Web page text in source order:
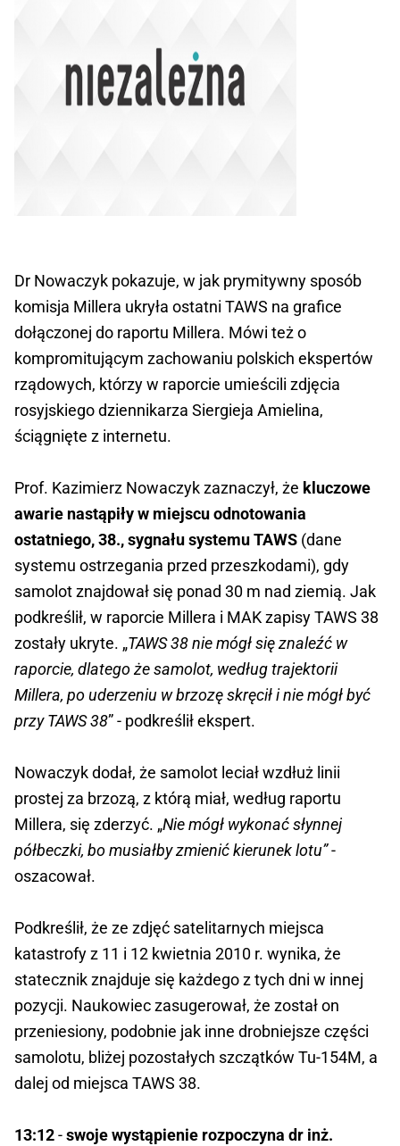
Dr Nowaczyk pokazuje, w jak prymitywny sposób
komisja Millera ukryła ostatni TAWS na grafice
dołączonej do raportu Millera. Mówi też o
kompromitującym zachowaniu polskich ekspertów
rządowych, którzy w raporcie umieścili zdjęcia
rosyjskiego dziennikarza Siergieja Amielina,
ściągnięte z internetu.
Prof. Kazimierz Nowaczyk zaznaczył, że kluczowe
awarie nastąpiły w miejscu odnotowania
ostatniego, 38., sygnału systemu TAWS (dane
systemu ostrzegania przed przeszkodami), gdy
samolot znajdował się ponad 30 m nad ziemią. Jak
podkreślił, w raporcie Millera i MAK zapisy TAWS 38
zostały ukryte. „TAWS 38 nie mógł się znaleźć w
raporcie, dlatego że samolot, według trajektorii
Millera, po uderzeniu w brzozę skręcił i nie mógł być
przy TAWS 38” - podkreślił ekspert.
Nowaczyk dodał, że samolot leciał wzdłuż linii
prostej za brzozą, z którą miał, według raportu
Millera, się zderzyć. „Nie mógł wykonać słynnej
półbeczki, bo musiałby zmienić kierunek lotu”-
oszacował.
Podkreślił, że ze zdjęć satelitarnych miejsca
katastrofy z 11 i 12 kwietnia 2010 r. wynika, że
statecznik znajduje się każdego z tych dni w innej
pozycji. Naukowiec zasugerował, że został on
przeniesiony, podobnie jak inne drobniejsze części
samolotu, bliżej pozostałych szczątków Tu-154M, a
dalej od miejsca TAWS 38.
13:12-swoje wystąpienie rozpoczyna dr inż.